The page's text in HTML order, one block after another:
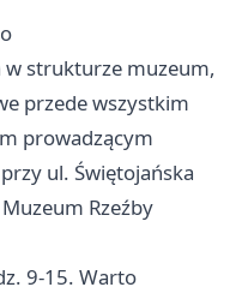
strukturze muzeum,
przede wszystkim
prowadzącym
ul. Świętojańska
Rzeźby
9-15. Warto